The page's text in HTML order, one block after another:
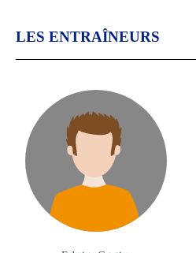
LES ENTRAÎNEURS